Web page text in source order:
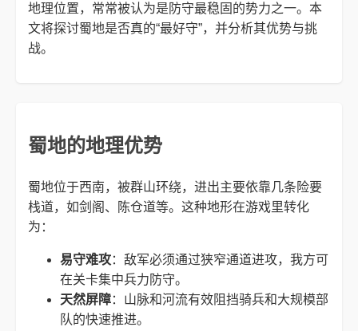
地理位置，常常被认为是防守最稳固的势力之一。本
文将探讨蜀地是否真的“最好守”，并分析其优势与挑
战。
蜀地的地理优势
蜀地位于西南，被群山环绕，进出主要依靠几条险要
栈道，如剑阁、陈仓道等。这种地形在游戏里转化
为：
易守难攻：敌军必须通过狭窄通道进攻，我方可
在关卡集中兵力防守。
天然屏障：山脉和河流有效阻挡骑兵和大规模部
队的快速推进。